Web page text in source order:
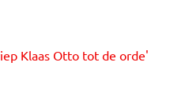
Klaas Otto tot de orde'